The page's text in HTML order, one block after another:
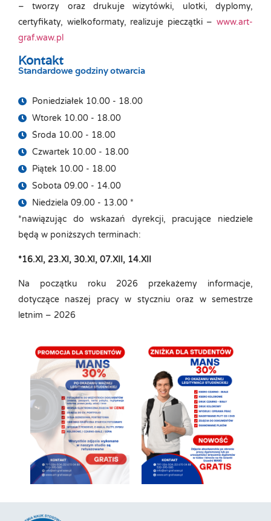
– tworzy oraz drukuje wizytówki, ulotki, dyplomy,
certyfikaty, wielkoformaty, realizuje pieczątki – www.art-
graf.waw.pl
Kontakt
Standardowe godziny otwarcia
Poniedziałek 10.00 - 18.00
Wtorek 10.00 - 18.00
Środa 10.00 - 18.00
Czwartek 10.00 - 18.00
Piątek 10.00 - 18.00
Sobota 09.00 - 14.00
Niedziela 09.00 - 13.00 *
*nawiązując do wskazań dyrekcji, pracujące niedziele
będą w poniższych terminach:
*16.XI, 23.XI, 30.XI, 07.XII, 14.XII
Na początku roku 2026 przekażemy informacje,
dotyczące naszej pracy w styczniu oraz w semestrze
letnim – 2026